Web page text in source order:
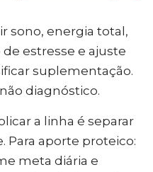
sono, energia total,
estresse e ajuste
suplementação.
diagnóstico.
a linha é separar
Para aporte proteico:
meta diária e